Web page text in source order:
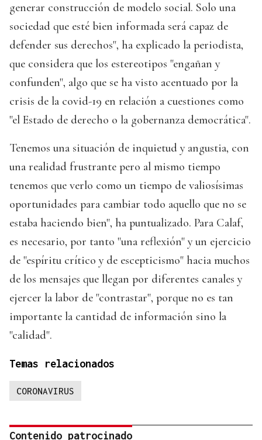
generar construcción de modelo social. Solo una
sociedad que esté bien informada será capaz de
defender sus derechos", ha explicado la periodista,
que considera que los estereotipos "engañan y
confunden", algo que se ha visto acentuado por la
crisis de la covid-19 en relación a cuestiones como
"el Estado de derecho o la gobernanza democrática".
Tenemos una situación de inquietud y angustia, con
una realidad frustrante pero al mismo tiempo
tenemos que verlo como un tiempo de valiosísimas
oportunidades para cambiar todo aquello que no se
estaba haciendo bien", ha puntualizado. Para Calaf,
es necesario, por tanto "una reflexión" y un ejercicio
de "espíritu crítico y de escepticismo" hacia muchos
de los mensajes que llegan por diferentes canales y
ejercer la labor de "contrastar", porque no es tan
importante la cantidad de información sino la
"calidad".
Temas relacionados
CORONAVIRUS
Contenido patrocinado